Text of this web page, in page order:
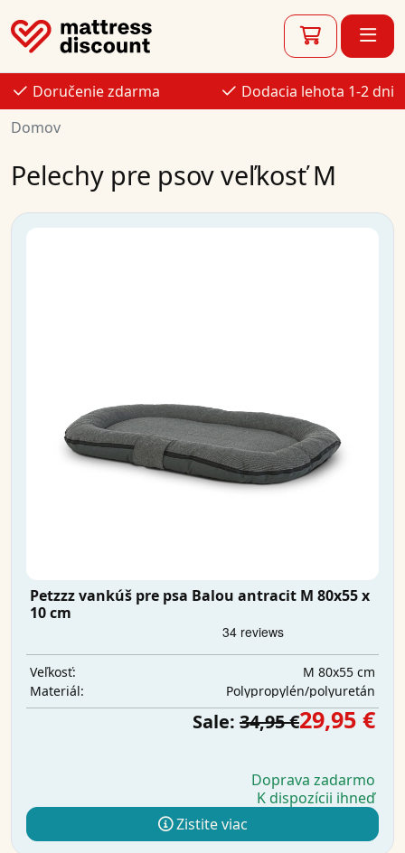
Doručenie zdarma
Dodacia lehota 1-2 dni
Domov
Pelechy pre psov veľkosť M
Petzzz vankúš pre psa Balou antracit M 80x55 x
10 cm
Veľkosť:
M 80x55 cm
Materiál:
Polypropylén/polyuretán
Sale: 34,95 €29,95 €
Doprava zadarmo
K dispozícii ihneď
Zistite viac